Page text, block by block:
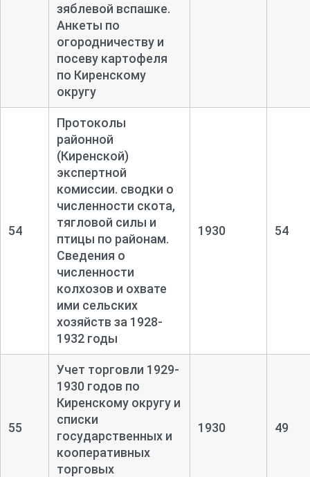
зяблевой вспашке.
Анкеты по
огородничеству и
посеву картофеля
по Киренскому
округу
54
Протоколы
районной
(Киренской)
экспертной
комиссии. сводки о
численности скота,
тягловой силы и
птицы по районам.
Сведения о
численности
колхозов и охвате
ими сельских
хозяйств за 1928-
1932 годы
1930 54
55
Учет торговли 1929-
1930 годов по
Киренскому округу и
списки
государственных и
кооперативных
торговых
1930 49